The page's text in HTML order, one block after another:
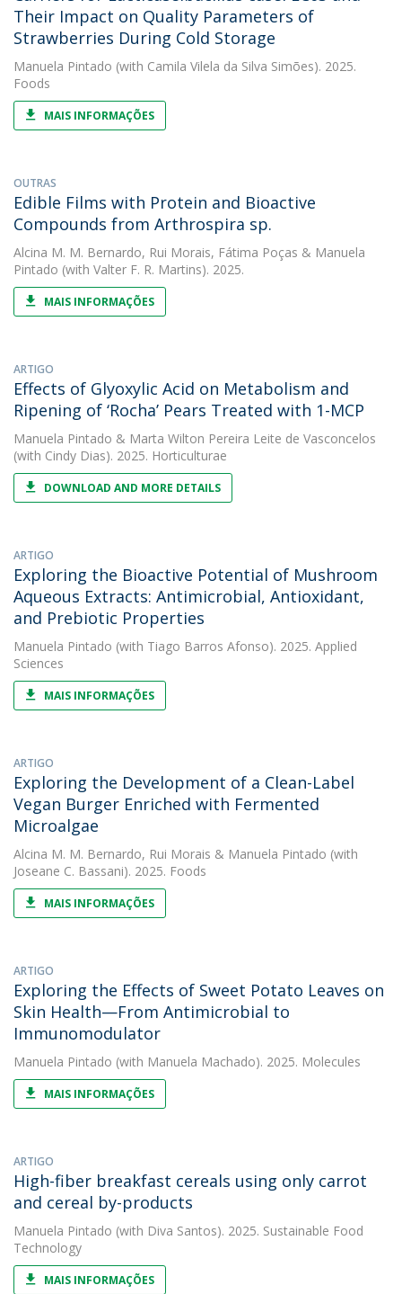
Their Impact on Quality Parameters of
Strawberries During Cold Storage
Manuela Pintado (with Camila Vilela da Silva Simões). 2025.
Foods
MAIS INFORMAÇÕES
OUTRAS
Edible Films with Protein and Bioactive
Compounds from Arthrospira sp.
Alcina M. M. Bernardo, Rui Morais, Fátima Poças & Manuela
Pintado (with Valter F. R. Martins). 2025.
MAIS INFORMAÇÕES
ARTIGO
Effects of Glyoxylic Acid on Metabolism and
Ripening of ‘Rocha’ Pears Treated with 1-MCP
Manuela Pintado & Marta Wilton Pereira Leite de Vasconcelos
(with Cindy Dias). 2025. Horticulturae
DOWNLOAD AND MORE DETAILS
ARTIGO
Exploring the Bioactive Potential of Mushroom
Aqueous Extracts: Antimicrobial, Antioxidant,
and Prebiotic Properties
Manuela Pintado (with Tiago Barros Afonso). 2025. Applied
Sciences
MAIS INFORMAÇÕES
ARTIGO
Exploring the Development of a Clean-Label
Vegan Burger Enriched with Fermented
Microalgae
Alcina M. M. Bernardo, Rui Morais & Manuela Pintado (with
Joseane C. Bassani). 2025. Foods
MAIS INFORMAÇÕES
ARTIGO
Exploring the Effects of Sweet Potato Leaves on
Skin Health—From Antimicrobial to
Immunomodulator
Manuela Pintado (with Manuela Machado). 2025. Molecules
MAIS INFORMAÇÕES
ARTIGO
High-fiber breakfast cereals using only carrot
and cereal by-products
Manuela Pintado (with Diva Santos). 2025. Sustainable Food
Technology
MAIS INFORMAÇÕES